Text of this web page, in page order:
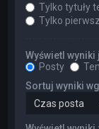
Tylko tytuły
Tylko
Wyświetl wyniki
Posty
Sortuj wyniki